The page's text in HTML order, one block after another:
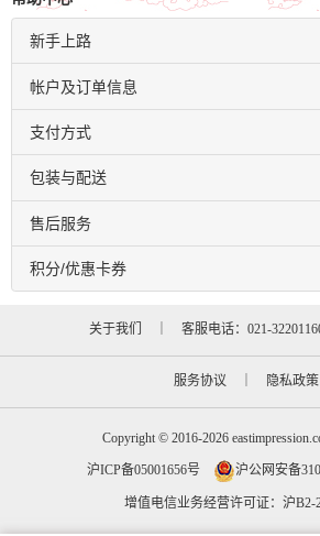
新手上路
click to expand contents
帐户及订单信息
click to expand contents
支付方式
click to expand contents
包装与配送
click to expand contents
售后服务
click to expand contents
积分/优惠卡券
click to expand contents
关于我们 ｜ 客服电话：021-
服务协议 隐私政策
Copyright © 2016-2026
沪ICP备05001656号 沪公网安备
增值电信业务经营许可证：沪B2-